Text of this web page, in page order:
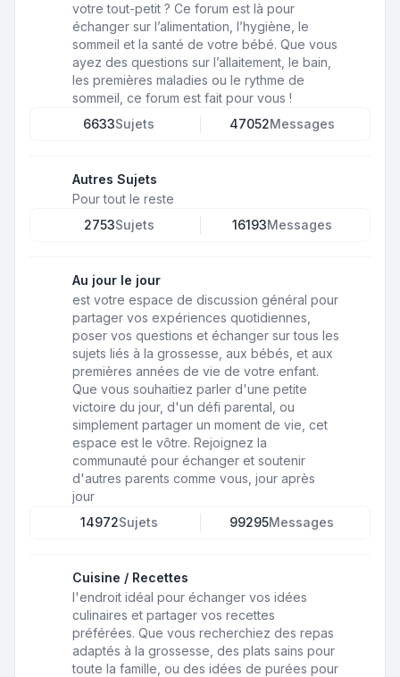
votre tout-petit ? Ce forum est là pour
échanger sur l’alimentation, l’hygiène, le
sommeil et la santé de votre bébé. Que vous
ayez des questions sur l’allaitement, le bain,
les premières maladies ou le rythme de
sommeil, ce forum est fait pour vous !
6633Sujets 47052Messages
Autres Sujets
Pour tout le reste
2753Sujets 16193Messages
Au jour le jour
est votre espace de discussion général pour
partager vos expériences quotidiennes,
poser vos questions et échanger sur tous les
sujets liés à la grossesse, aux bébés, et aux
premières années de vie de votre enfant.
Que vous souhaitiez parler d'une petite
victoire du jour, d'un défi parental, ou
simplement partager un moment de vie, cet
espace est le vôtre. Rejoignez la
communauté pour échanger et soutenir
d'autres parents comme vous, jour après
jour
14972Sujets 99295Messages
Cuisine / Recettes
l'endroit idéal pour échanger vos idées
culinaires et partager vos recettes
préférées. Que vous recherchiez des repas
adaptés à la grossesse, des plats sains pour
toute la famille, ou des idées de purées pour